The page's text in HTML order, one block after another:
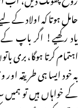
حامل ہوتا کہ اولاد کے
یاد رکھیے! اگر باپ
اہتمام کرتا ہوگا، بری
بہ خود ایسا ہی طریقہ
کے خواہاں ہیں تو ہمیں